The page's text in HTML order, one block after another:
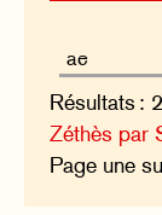
Résultats :
Zéthès par
Page une